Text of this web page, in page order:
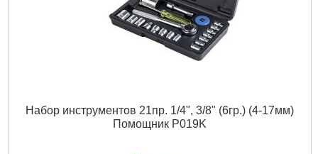
Подробнее...
Набор инструментов 21пр. 1/4", 3/8" (6гр.) (4-17мм)
Помощник P019K